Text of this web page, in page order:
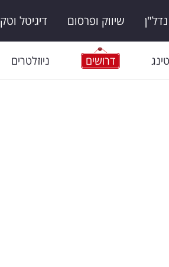
נדל"ן שיווק ופרסום דיגיטל וטק
דרושים ניוזלטרים